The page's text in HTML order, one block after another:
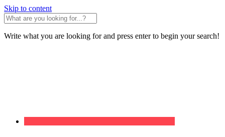
Skip to content
Write what you are looking for and press enter to begin your search!